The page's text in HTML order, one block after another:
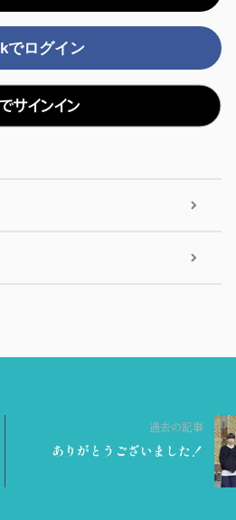
でログイン
インイン
過去の記事
ありがとうございました！